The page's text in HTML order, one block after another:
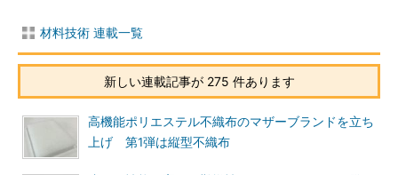
材料技術 連載一覧
新しい連載記事が 275 件あります
高機能ポリエステル不織布のマザーブランドを立ち
上げ 第1弾は縦型不織布